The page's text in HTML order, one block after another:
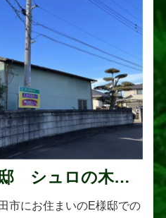
シュロの木の
市にお住まいのE様邸での